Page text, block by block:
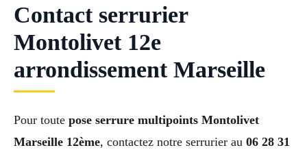
Contact serrurier
Montolivet 12e
arrondissement Marseille
Pour toute pose serrure multipoints Montolivet
Marseille 12ème, contactez notre serrurier au 06 28 31